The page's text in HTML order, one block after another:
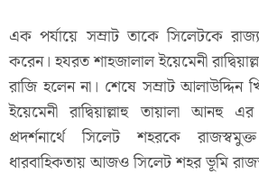
এক পর্যায়ে সম্রাট তাকে সিলেটকে
করেন। হযরত শাহজালাল ইয়েমেনী
রাজি হলেন না। শেষে সম্রাট আলাউদ্দিন
ইয়েমেনী রাদ্বিয়াল্লাহু তায়ালা আনহু
প্রদর্শনার্থে সিলেট শহরকে
ধারবাহিকতায় আজও সিলেট শহর ভূমি